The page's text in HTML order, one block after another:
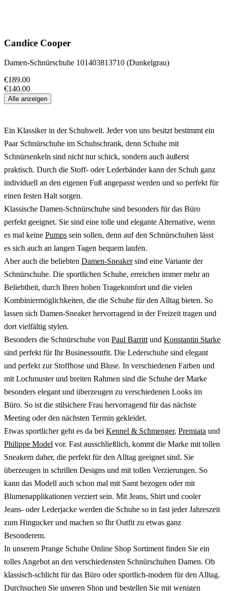
Candice Cooper
Damen-Schnürschuhe 101403813710 (Dunkelgrau)
€189.00
€140.00
Alle anzeigen
Ein Klassiker in der Schuhwelt. Jeder von uns besitzt bestimmt ein
Paar Schnürschuhe im Schuhschrank, denn Schuhe mit
Schnürsenkeln sind nicht nur schick, sondern auch äußerst
praktisch. Durch die Stoff- oder Lederbänder kann der Schuh ganz
individuell an den eigenen Fuß angepasst werden und so perfekt für
einen festen Halt sorgen.
Klassische Damen-Schnürschuhe sind besonders für das Büro
perfekt geeignet. Sie sind eine tolle und elegante Alternative, wenn
es mal keine Pumps sein sollen, denn auf den Schnürschuhen lässt
es sich auch an langen Tagen bequem laufen.
Aber auch die beliebten Damen-Sneakersind eine Variante der
Schnürschuhe. Die sportlichen Schuhe, erreichen immer mehr an
Beliebtheit, durch Ihren hohen Tragekomfort und die vielen
Kombiniermöglichkeiten, die die Schuhe für den Alltag bieten. So
lassen sich Damen-Sneaker hervorragend in der Freizeit tragen und
dort vielfältig stylen.
Besonders die Schnürschuhe von Paul Barritt und Konstantin Starke
sind perfekt für Ihr Businessoutfit. Die Lederschuhe sind elegant
und perfekt zur Stoffhose und Bluse. In verschiedenen Farben und
mit Lochmuster und breiten Rahmen sind die Schuhe der Marke
besonders elegant und überzeugen zu verschiedenen Looks im
Büro. So ist die stilsichere Frau hervorragend für das nächste
Meeting oder den nächsten Termin gekleidet.
Etwas sportlicher geht es da bei Kennel & Schmenger, Premiata und
Philippe Model vor. Fast ausschließlich, kommt die Marke mit tollen
Sneakern daher, die perfekt für den Alltag geeignet sind. Sie
überzeugen in schrillen Designs und mit tollen Verzierungen. So
kann das Modell auch schon mal mit Samt bezogen oder mit
Blumenapplikationen verziert sein. Mit Jeans, Shirt und cooler
Jeans- oder Lederjacke werden die Schuhe so in fast jeder Jahreszeit
zum Hingucker und machen so Ihr Outfit zu etwas ganz
Besonderem.
In unserem Prange Schuhe Online Shop Sortiment finden Sie ein
tolles Angebot an den verschiedensten Schnürschuhen Damen. Ob
klassisch-schlicht für das Büro oder sportlich-modern für den Alltag.
Durchsuchen Sie unseren Shop und bestellen Sie mit wenigen